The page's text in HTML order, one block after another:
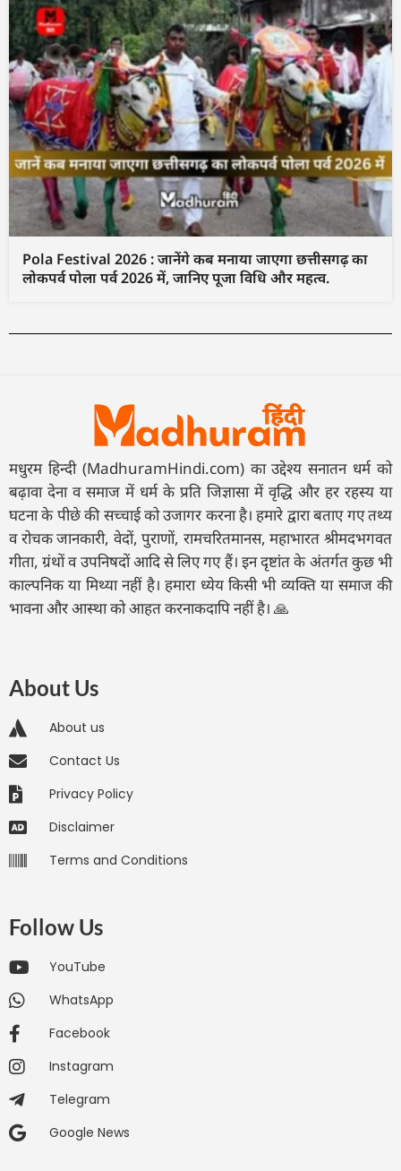
Pola Festival 2026 : जानेंगे कब मनाया जाएगा छत्तीसगढ़ का
लोकपर्व पोला पर्व 2026 में, जानिए पूजा विधि और महत्व.
मधुरम हिन्दी (MadhuramHindi.com) का उद्देश्य सनातन धर्म को
बढ़ावा देना व समाज में धर्म के प्रति जिज्ञासा में वृद्धि और हर रहस्य या
घटना के पीछे की सच्चाई को उजागर करना है। हमारे द्वारा बताए गए तथ्य
व रोचक जानकारी, वेदों, पुराणों, रामचरितमानस, महाभारत श्रीमदभगवत
गीता, ग्रंथों व उपनिषदों आदि से लिए गए हैं। इन दृष्टांत के अंतर्गत कुछ भी
काल्पनिक या मिथ्या नहीं है। हमारा ध्येय किसी भी व्यक्ति या समाज की
भावना और आस्था को आहत करनाकदापि नहीं है। 🙏
About Us
About us
Contact Us
Privacy Policy
Disclaimer
Terms and Conditions
Follow Us
YouTube
WhatsApp
Facebook
Instagram
Telegram
Google News